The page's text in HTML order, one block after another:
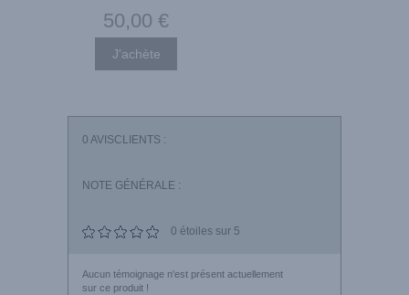
50,00 €
0 AVISCLIENTS :
NOTE GÉNÉRALE :
0 étoiles sur 5
Aucun témoignage n'est présent actuellement
sur ce produit !